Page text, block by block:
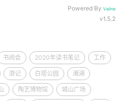
Powered By Valine
v1.5.2
书阅会 2020年读书笔记 工作
游记 白塔公园 湘湖
陶艺博物馆 城山广场